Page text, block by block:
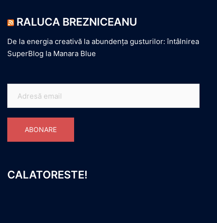
RALUCA BREZNICEANU
De la energia creativă la abundența gusturilor: întâlnirea
SuperBlog la Manara Blue
email
ABONARE
CALATORESTE!